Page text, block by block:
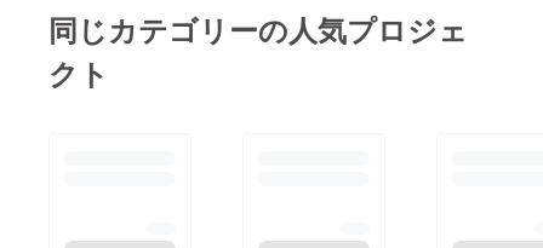
ます！！
同じカテゴリーの人気プロジェ
クト